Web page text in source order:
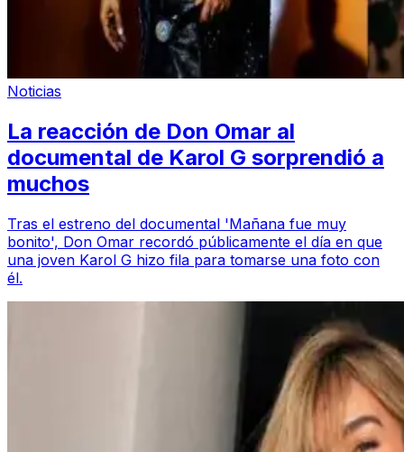
Noticias
La reacción de Don Omar al
documental de Karol G sorprendió a
muchos
Tras el estreno del documental 'Mañana fue muy
bonito', Don Omar recordó públicamente el día en que
una joven Karol G hizo fila para tomarse una foto con
él.